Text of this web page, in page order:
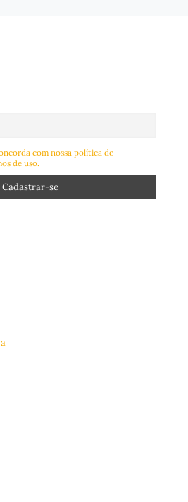
com nossa política de
de uso.